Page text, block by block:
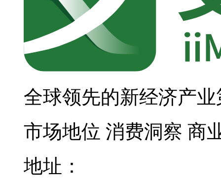
全球领先的新经济产
市场地位 消费洞察 商
地址：